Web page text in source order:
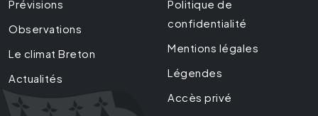
Prévisions
Observations
Le climat Breton
Actualités
Politique de
confidentialité
Mentions légales
Légendes
Accès privé